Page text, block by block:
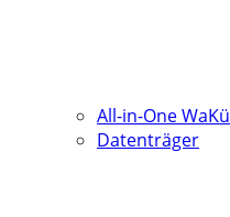
All-in-One WaKü
Datenträger